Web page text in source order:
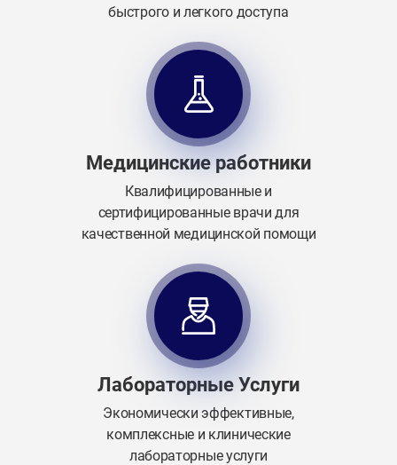
быстрого и легкого доступа
Медицинские работники
Квалифицированные и
сертифицированные врачи для
качественной медицинской помощи
Лабораторные Услуги
Экономически эффективные,
комплексные и клинические
лабораторные услуги